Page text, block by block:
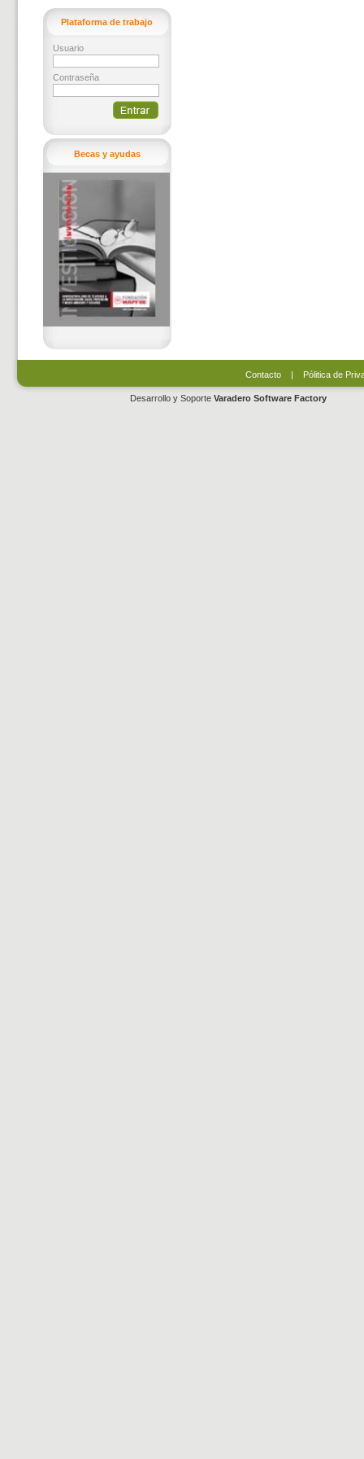
Plataforma de trabajo
Usuario
Contraseña
Becas y ayudas
Contacto| Pólitica de
Desarrollo y Soporte Varadero Software Factory